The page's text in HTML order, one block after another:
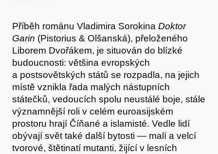
Příběh románu Vladimira Sorokina Doktor
Garin (Pistorius & Olšanská), přeloženého
Liborem Dvořákem, je situován do blízké
budoucnosti: většina evropských
a postsovětských států se rozpadla, na jejich
místě vznikla řada malých nástupních
státečků, vedoucích spolu neustálé boje, stále
významnější roli v celém euroasijském
prostoru hrají Číňané a islamisté. Vedle lidí
obývají svět také další bytosti — malí a velcí
tvorové, štětinatí mutanti, žijící v lesních